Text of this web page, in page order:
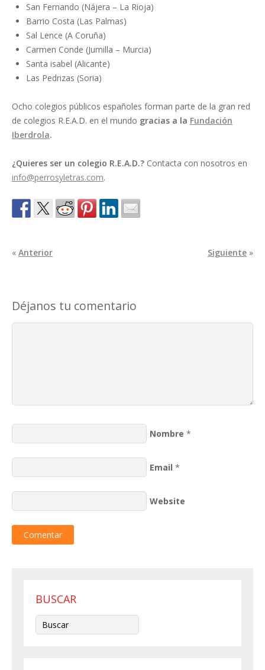
San Fernando (Nájera – La Rioja)
Barrio Costa (Las Palmas)
Sal Lence (A Coruña)
Carmen Conde (Jumilla – Murcia)
Santa isabel (Alicante)
Las Pedrizas (Soria)
Ocho colegios públicos españoles forman parte de la gran red
de colegios R.E.A.D. en el mundo gracias a la Fundación
Iberdrola.
¿Quieres ser un colegio R.E.A.D.? Contacta con nosotros en
info@perrosyletras.com.
« Anterior Siguiente »
Déjanos tu comentario
Nombre *
Email *
Website
BUSCAR